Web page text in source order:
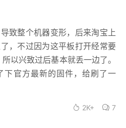
致整个机器变形，后来淘宝上
，不过因为这平板打开经常要
以兴致过后基本就丢一边了。
下官方最新的固件，给刷了一
2K+ 7